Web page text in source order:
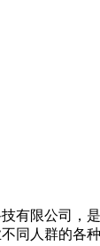
有限公司，
同人群的各